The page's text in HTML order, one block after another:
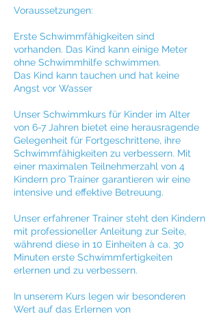
Voraussetzungen:
Erste Schwimmfähigkeiten sind
vorhanden. Das Kind kann einige Meter
ohne Schwimmhilfe schwimmen.
Das Kind kann tauchen und hat keine
Angst vor Wasser
Unser Schwimmkurs für Kinder im Alter
von 6-7 Jahren bietet eine herausragende
Gelegenheit für Fortgeschrittene, ihre
Schwimmfähigkeiten zu verbessern. Mit
einer maximalen Teilnehmerzahl von 4
Kindern pro Trainer garantieren wir eine
intensive und effektive Betreuung.
Unser erfahrener Trainer steht den Kindern
mit professioneller Anleitung zur Seite,
während diese in 10 Einheiten à ca. 30
Minuten erste Schwimmfertigkeiten
erlernen und zu verbessern.
In unserem Kurs legen wir besonderen
Wert auf das Erlernen von